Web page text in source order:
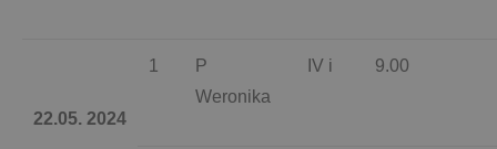
22.05. 2024
1
P
Weronika
IV i 9.00